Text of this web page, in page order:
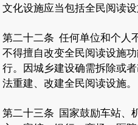
文化设施应当包括全民阅读
第二十二条 任何单位和个人
不得擅自改变全民阅读设施
行。因城乡建设确需拆除或
法重建、改建全民阅读设施。
第二十三条
国家鼓励车站、